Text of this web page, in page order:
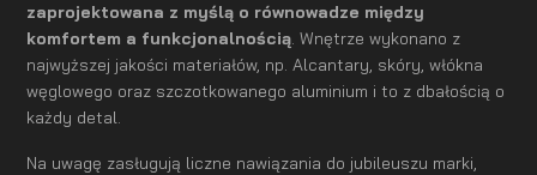
zaprojektowana z myślą o równowadze między
komfortem a funkcjonalnością . Wnętrze wykonano z
najwyższej jakości materiałów, np. Alcantary, skóry, włókna
węglowego oraz szczotkowanego aluminium i to z dbałością o
każdy detal.
Na uwagę zasługują liczne nawiązania do jubileuszu marki,